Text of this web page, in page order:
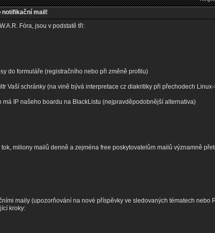
notifikační mail!
Fóra, jsou v podstatě tři:
do formuláře (registračního nebo při změně profilu)
Vaší schránky (na vině bývá interpretace cz diakritiky při přechodech
má IP našeho boardu na BlackListu (nejpravděpodobnější alternativa)
miliony mailů denně a zejména free poskytovatelům mailů významně
maily (upozorňování na nové příspěvky ve sledovaných tématech
kroky: